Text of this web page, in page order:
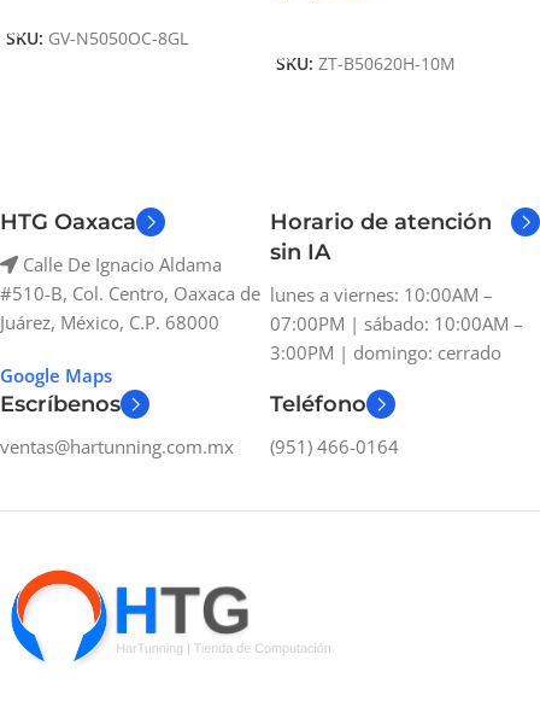
SKU: GV-N5050OC-8GL
SKU: ZT-B50620H-10M
HTG Oaxaca
Calle De Ignacio Aldama
#510-B, Col. Centro, Oaxaca de
Juárez, México, C.P. 68000
Google Maps
Horario de atención
sin IA
lunes a viernes: 10:00AM –
07:00PM | sábado: 10:00AM –
3:00PM | domingo: cerrado
Escríbenos
ventas@hartunning.com.mx
Teléfono
(951) 466-0164